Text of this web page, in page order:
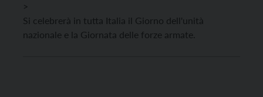
>
Si celebrerà in tutta Italia il Giorno dell'unità
nazionale e la Giornata delle forze armate.